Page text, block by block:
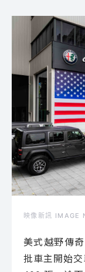
映像新訊 IMAGE
美式越野傳
批車主開始